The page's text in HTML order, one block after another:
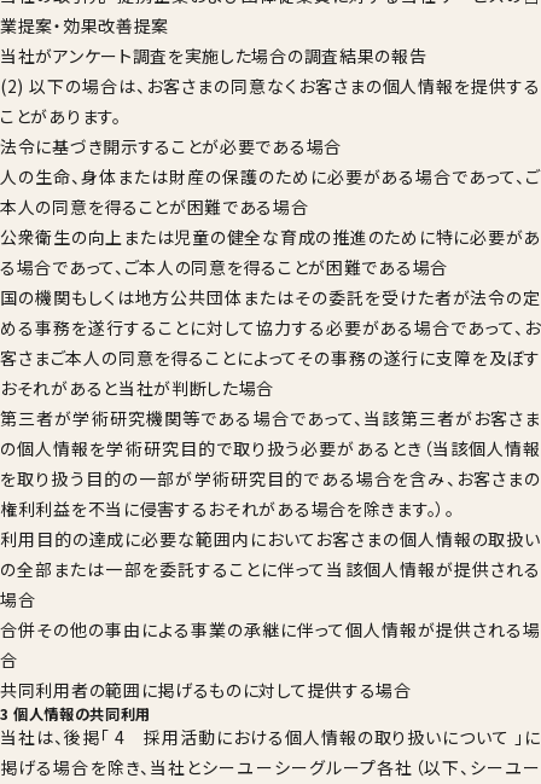
業提案・効果改善提案
当社がアンケート調査を実施した場合の調査結果の報告
(2) 以下の場合は、お客さまの同意なくお客さまの個人情報を提供する
ことがあります。
法令に基づき開示することが必要である場合
人の生命、身体または財産の保護のために必要がある場合であって、ご
本人の同意を得ることが困難である場合
公衆衛生の向上または児童の健全な育成の推進のために特に必要があ
る場合であって、ご本人の同意を得ることが困難である場合
国の機関もしくは地方公共団体またはその委託を受けた者が法令の定
める事務を遂行することに対して協力する必要がある場合であって、お
客さまご本人の同意を得ることによってその事務の遂行に支障を及ぼす
おそれがあると当社が判断した場合
第三者が学術研究機関等である場合であって、当該第三者がお客さま
の個人情報を学術研究目的で取り扱う必要があるとき（当該個人情報
を取り扱う目的の一部が学術研究目的である場合を含み、お客さまの
権利利益を不当に侵害するおそれがある場合を除きます。）。
利用目的の達成に必要な範囲内においてお客さまの個人情報の取扱い
の全部または一部を委託することに伴って当該個人情報が提供される
場合
合併その他の事由による事業の承継に伴って個人情報が提供される場
合
共同利用者の範囲に掲げるものに対して提供する場合
3 個人情報の共同利用
当社は、後掲「 4 採用活動における個人情報の取り扱いについて 」に
掲げる場合を除き、当社とシーユーシーグループ各社（以下、シーユー